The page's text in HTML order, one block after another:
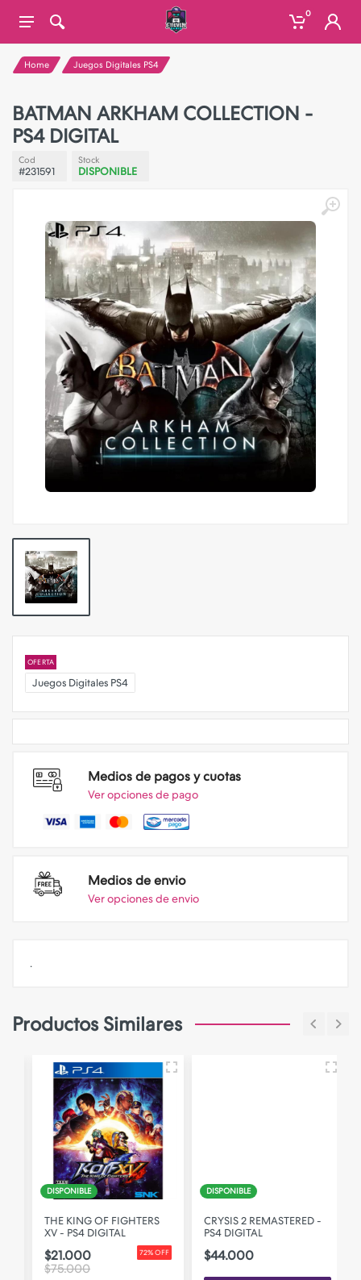
0
Home Juegos Digitales PS4
BATMAN ARKHAM COLLECTION -
PS4 DIGITAL
Cod
#231591
Stock
DISPONIBLE
OFERTA
Juegos Digitales PS4
Medios de pagos y cuotas
Ver opciones de pago
Medios de envio
Ver opciones de envio
.
Productos Similares
DISPONIBLE
THE KING OF FIGHTERS
XV - PS4 DIGITAL
72% OFF
$21.000
$75.000
DISPONIBLE
CRYSIS 2 REMASTERED -
PS4 DIGITAL
$44.000